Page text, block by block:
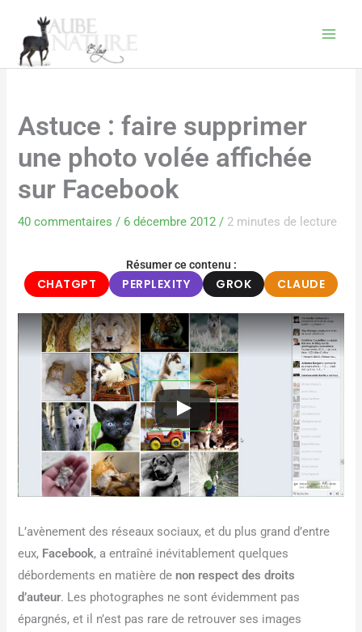
contenu
Astuce : faire supprimer
une photo volée affichée
sur Facebook
40 commentaires / 6 décembre 2012/ 2 minutes de lecture
Résumer ce contenu :
CHATGPT PERPLEXITY GROK CLAUDE
L’avènement des réseaux sociaux, et du plus grand d’entre
eux, Facebook, a entraîné inévitablement quelques
débordements en matière de non respect des droits
d’auteur. Les photographes ne sont évidemment pas
épargnés, et il n’est pas rare de retrouver ses images